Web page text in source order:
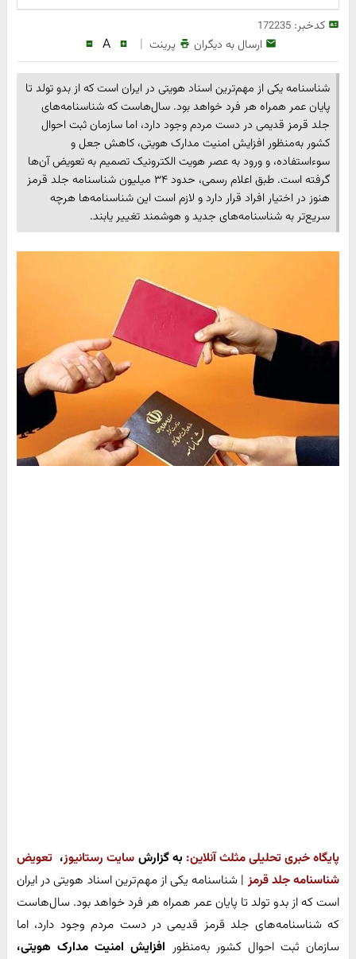
کدخبر:172235
ارسال به دیگران پرینت |
A
شناسنامه یکی از مهم‌ترین اسناد هویتی در ایران است که از بدو تولد تا
پایان عمر همراه هر فرد خواهد بود. سال‌هاست که شناسنامه‌های
جلد قرمز قدیمی در دست مردم وجود دارد، اما سازمان ثبت احوال
کشور به‌منظور افزایش امنیت مدارک هویتی، کاهش جعل و
سوءاستفاده، و ورود به عصر هویت الکترونیک تصمیم به تعویض آن‌ها
گرفته است. طبق اعلام رسمی، حدود ۳۴ میلیون شناسنامه جلد قرمز
هنوز در اختیار افراد قرار دارد و لازم است این شناسنامه‌ها هرچه
سریع‌تر به شناسنامه‌های جدید و هوشمند تغییر یابند.
پایگاه خبری تحلیلی مثلث آنلاین: به گزارش سایت رستانیوز، تعویض
شناسنامه جلد قرمز| شناسنامه یکی از مهم‌ترین اسناد هویتی در ایران
است که از بدو تولد تا پایان عمر همراه هر فرد خواهد بود. سال‌هاست
که شناسنامه‌های جلد قرمز قدیمی در دست مردم وجود دارد، اما
سازمان ثبت احوال کشور به‌منظور افزایش امنیت مدارک هویتی،